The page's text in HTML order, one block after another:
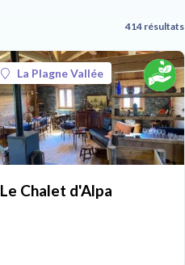
414 résultats
La Plagne Vallée
Le Chalet d'Alpa